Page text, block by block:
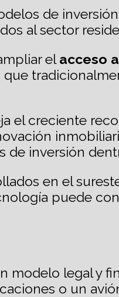
de
al sector
elacceso
el creciente
de inversión
en el
puede
modelo legal y
o un